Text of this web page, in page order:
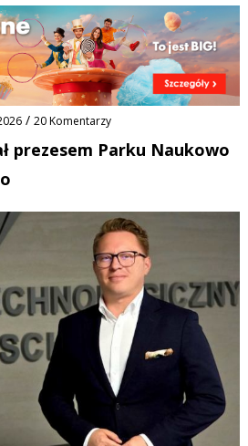
/Z życia miasta/
Parku Naukowo – Technologicznego
PinterestTumblr
0 Reddit Share
/ 20 Komentarzy
prezesem Parku Naukowo